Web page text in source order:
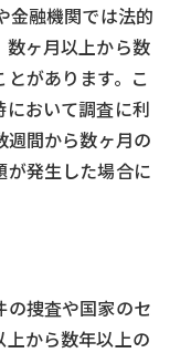
金融機関では法的
数ヶ月以上から数
があります。こ
おいて調査に利
週間から数ヶ月の
が発生した場合に
捜査や国家のセ
から数年以上の